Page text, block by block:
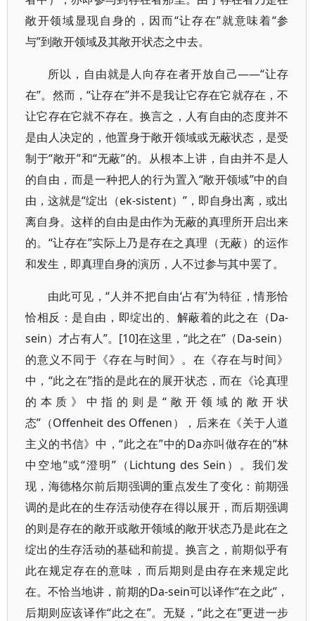
敞开领域显现自身的，因而“让存在”就意味着“参
与”到敞开领域及其敞开状态之中去。
所以，自由就是人向存在者开放自己――“让存
在”。然而，“让存在”并不是我让它存在它就存在，不
让它存在它就不存在。换言之，人有自由的态度并不
是由人决定的，他置身于敞开领域或无蔽状态，是受
制于“敞开”和“无蔽”的。从根本上讲，自由并不是人
的自由，而是一种把人的行为置入“敞开领域”中的自
由，这就是“绽出（ek-sistent）”，即自身出离，或出
离自身。这样的自由是由作为无蔽的真理所开启出来
的。“让存在”实际上乃是存在之真理（无蔽）的运作
和发生，即真理自身的演历，人不过参与其中罢了。
由此可见，“人并不把自由‘占有’为特征，情形恰
恰相反：是自由，即绽出的、解蔽着的此之在（Da-
sein）才占有人”。[10]在这里，“此之在”（Da-sein）
的意义不同于《存在与时间》。在《存在与时间》
中，“此之在”指的是此在的展开状态，而在《论真理
的本质》中指的则是“敞开领域的敞开状
态”（Offenheit des Offenen），后来在《关于人道
主义的书信》中，“此之在”中的Da亦叫做存在的“林
中空地”或“澄明”（Lichtung des Sein）。我们发
现，海德格尔前后期强调的重点发生了变化：前期强
调的是此在的生存活动使存在得以展开，而后期强调
的则是存在的敞开或敞开领域的敞开状态乃是此在之
绽出的生存活动的基础和前提。换言之，前期似乎有
此在规定存在的意味，而后期则是由存在来规定此
在。不恰当地讲，前期的Da-sein可以译作“在之此”，
后期则应该译作“此之在”。无疑，“此之在”更进一步